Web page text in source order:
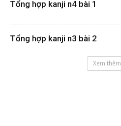
Tổng hợp kanji n4 bài 1
Tổng hợp kanji n3 bài 2
Xem thêm